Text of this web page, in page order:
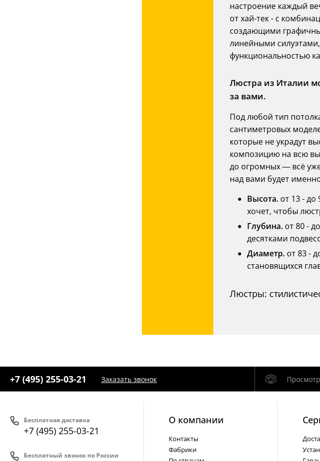
настроение каждый
от хай-тек - с
создающими
линейными
функциональностью
Люстра из Италии
за вами.
Под любой тип
сантиметровых
которые не украдут
композицию на всю
до огромных — всё
над вами будет
Высота. от 13 -
хочет, чтобы
Глубина. от 80 -
десятками
Диаметр. от 83 -
становящихся
Люстры:
+7 (495) 255-03-21 Заказать звонок
Бесплатная доставка
+7 (495) 255-03-21
Бесплатный звонок по России
О компании
Контакты
Фабрики